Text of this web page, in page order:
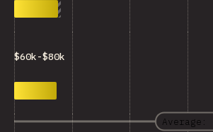
Average:
$60k-$80k